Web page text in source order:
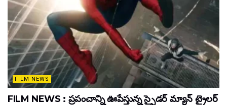
FILM NEWS
FILM NEWS : ప్రపంచాన్ని ఊపేస్తున్న స్పైడర్ మ్యాన్ ట్రైలర్